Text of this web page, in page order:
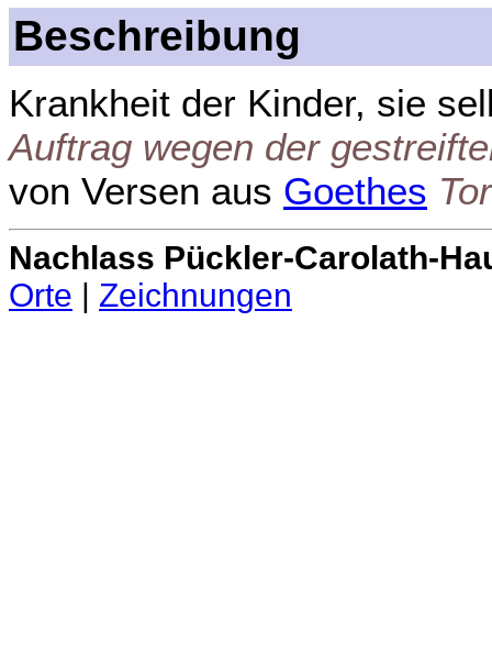
Beschreibung
Krankheit der Kinder, sie
Auftrag wegen der
von Versen aus Goethes
Nachlass Pückler-Carolath-
Orte | Zeichnungen